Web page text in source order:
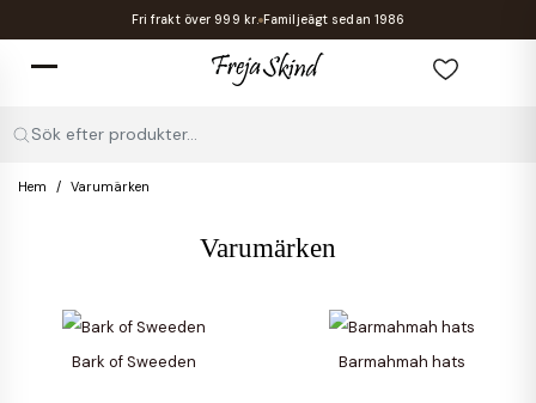
Fri frakt över 999 kr. Familjeägt sedan 1986
Sök efter produkter...
Hem Varumärken
Varumärken
Bark of Sweeden Barmahmah hats